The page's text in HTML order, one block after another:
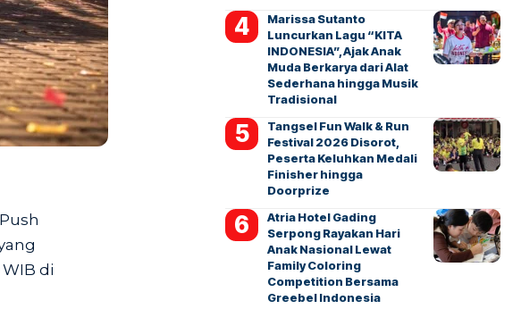
di
Marissa Sutanto
Luncurkan Lagu “KITA
INDONESIA”, Ajak Anak
Muda Berkarya dari Alat
Sederhana hingga Musik
Tradisional
Tangsel Fun Walk & Run
Festival 2026 Disorot,
Peserta Keluhkan Medali
Finisher hingga
Doorprize
Atria Hotel Gading
Serpong Rayakan Hari
Anak Nasional Lewat
Family Coloring
Competition Bersama
Greebel Indonesia